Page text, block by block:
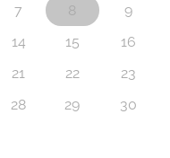
7 8
9
14 15
16
21 22
23
28 29
30